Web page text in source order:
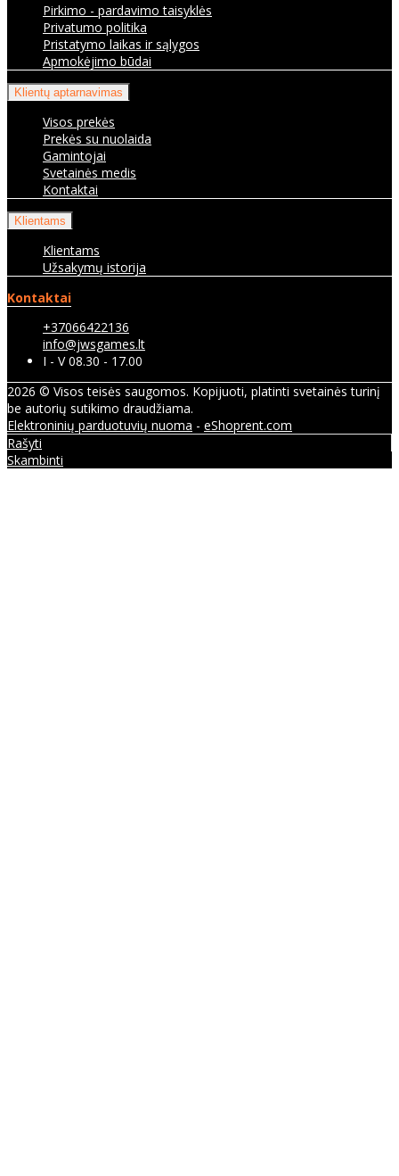
Pirkimo - pardavimo taisyklės
Privatumo politika
Pristatymo laikas ir sąlygos
Apmokėjimo būdai
Klientų aptarnavimas
Visos prekės
Prekės su nuolaida
Gamintojai
Svetainės medis
Kontaktai
Klientams
Klientams
Užsakymų istorija
Kontaktai
+37066422136
info@jwsgames.lt
I - V 08.30 - 17.00
2026 © Visos teisės saugomos. Kopijuoti, platinti svetainės turinį
be autorių sutikimo draudžiama.
Elektroninių parduotuvių nuoma - eShoprent.com
Rašyti
Skambinti